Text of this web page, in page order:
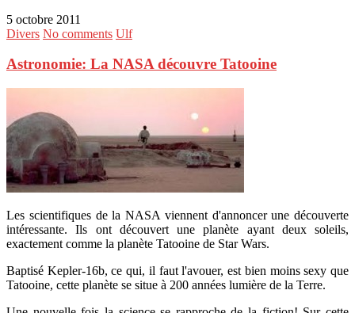
5 octobre 2011
Divers No comments Ulf
Astronomie: La NASA découvre Tatooine
Les scientifiques de la NASA viennent d'annoncer une découverte
intéressante. Ils ont découvert une planète ayant deux soleils,
exactement comme la planète Tatooine de Star Wars.
Baptisé Kepler-16b, ce qui, il faut l'avouer, est bien moins sexy que
Tatooine, cette planète se situe à 200 années lumière de la Terre.